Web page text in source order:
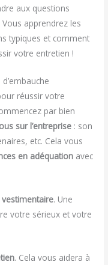
aux questions
apprendrez les
typiques et comment
votre entretien !
réussir votre
par bien
sur l’entreprise : son
etc. Cela vous
en adéquation avec
. Une
votre sérieux et votre
. Cela vous aidera à